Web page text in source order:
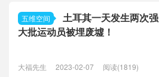
五维空间
土耳其一天发生两次强
大批运动员被埋废墟！
大福先生 2023-02-07 阅读(1819)